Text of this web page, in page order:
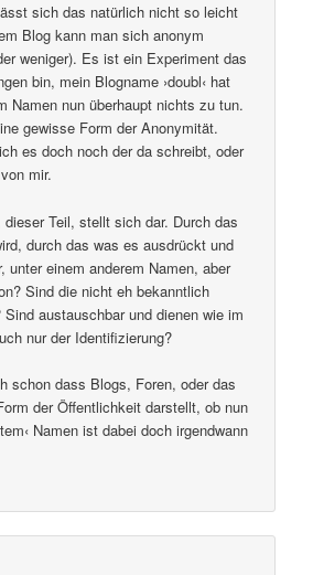
sich das natürlich nicht so leicht
Blog kann man sich anonym
weniger). Es ist ein Experiment das
bin, mein Blogname ›doubl‹ hat
Namen nun überhaupt nichts zu tun.
gewisse Form der Anonymität.
es doch noch der da schreibt, oder
mir.
Teil, stellt sich dar. Durch das
durch das was es ausdrückt und
unter einem anderem Namen, aber
Sind die nicht eh bekanntlich
austauschbar und dienen wie im
nur der Identifizierung?
schon dass Blogs, Foren, oder das
der Öffentlichkeit darstellt, ob nun
Namen ist dabei doch irgendwann